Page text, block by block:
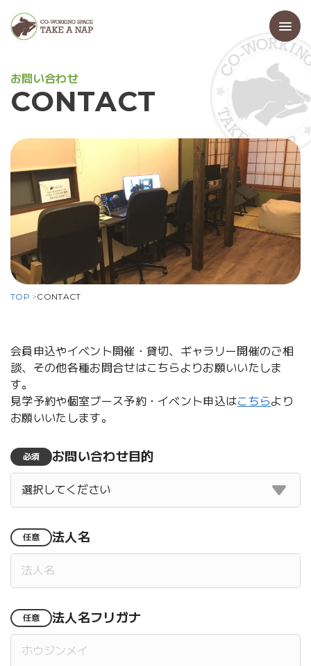
お問 い合わせ
CONTACT
TOP >CONTACT
会員申込やイベント開催・貸切、ギャラリー開催のご相
談、その他各種お問合せはこちらよりお願いいたしま
す。
見学予約や個室ブース予約・イベント申込はこちらより
お願いいたします。
必須 お問い合わせ目的
任意 法人名
任意 法人名フリガナ